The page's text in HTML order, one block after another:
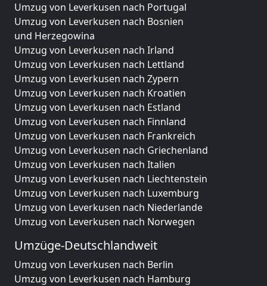
Umzug von Leverkusen nach Portugal
Umzug von Leverkusen nach Bosnien
und Herzegowina
Umzug von Leverkusen nach Irland
Umzug von Leverkusen nach Lettland
Umzug von Leverkusen nach Zypern
Umzug von Leverkusen nach Kroatien
Umzug von Leverkusen nach Estland
Umzug von Leverkusen nach Finnland
Umzug von Leverkusen nach Frankreich
Umzug von Leverkusen nach Griechenland
Umzug von Leverkusen nach Italien
Umzug von Leverkusen nach Liechtenstein
Umzug von Leverkusen nach Luxemburg
Umzug von Leverkusen nach Niederlande
Umzug von Leverkusen nach Norwegen
Umzüge-Deutschlandweit
Umzug von Leverkusen nach Berlin
Umzug von Leverkusen nach Hamburg